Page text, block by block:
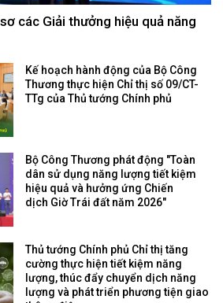
các Giải thưởng hiệu quả năng
Kế hoạch hành động của Bộ Công
Thương thực hiện Chỉ thị số 09/CT-
TTg của Thủ tướng Chính phủ
Bộ Công Thương phát động "Toàn
dân sử dụng năng lượng tiết kiệm
hiệu quả và hưởng ứng Chiến
dịch Giờ Trái đất năm 2026"
Thủ tướng Chính phủ Chỉ thị tăng
cường thực hiện tiết kiệm năng
lượng, thúc đẩy chuyển dịch năng
lượng và phát triển phương tiện giao